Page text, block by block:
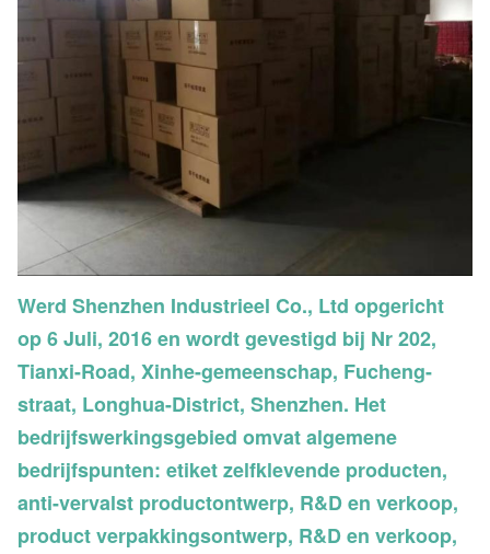
Werd Shenzhen Industrieel Co., Ltd opgericht
op 6 Juli, 2016 en wordt gevestigd bij Nr 202,
Tianxi-Road, Xinhe-gemeenschap, Fucheng-
straat, Longhua-District, Shenzhen. Het
bedrijfswerkingsgebied omvat algemene
bedrijfspunten: etiket zelfklevende producten,
anti-vervalst productontwerp, R&D en verkoop,
product verpakkingsontwerp, R&D en verkoop,